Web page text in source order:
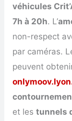
véhicules
7h à 20h. L’
non-respect
par caméras.
peuvent
et lestunnels